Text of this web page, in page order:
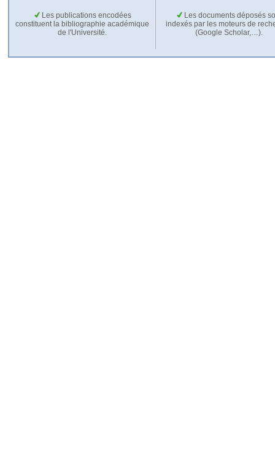
Les publications encodées
constituent la bibliographie académique
de l'Université.
Les documents déposés
indexés par les moteurs de
(Google Scholar,…).